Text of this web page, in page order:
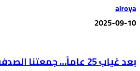
alroya
2025-09-10
بعد غياب 25 عاماً… جمعتنا الصدفة